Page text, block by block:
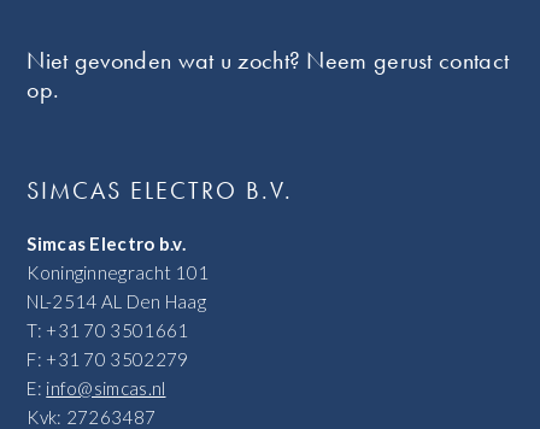
Niet gevonden wat u zocht? Neem gerust contact
op.
SIMCAS ELECTRO B.V.
Simcas Electro b.v.
Koninginnegracht 101
NL-2514 AL Den Haag
T: +31 70 3501661
F: +31 70 3502279
E: info@simcas.nl
Kvk: 27263487